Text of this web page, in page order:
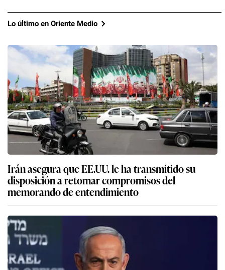
Lo último en Oriente Medio
Irán asegura que EE.UU. le ha transmitido su
disposición a retomar compromisos del
memorando de entendimiento